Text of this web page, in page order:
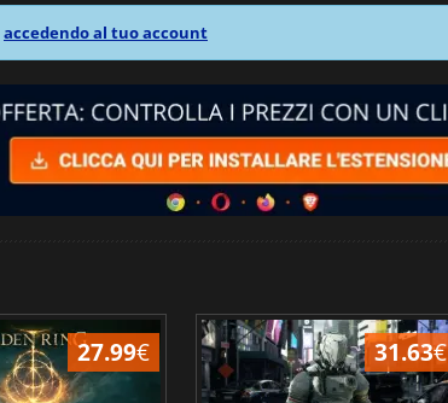
accedendo al tuo account
27.99€ 31.63€